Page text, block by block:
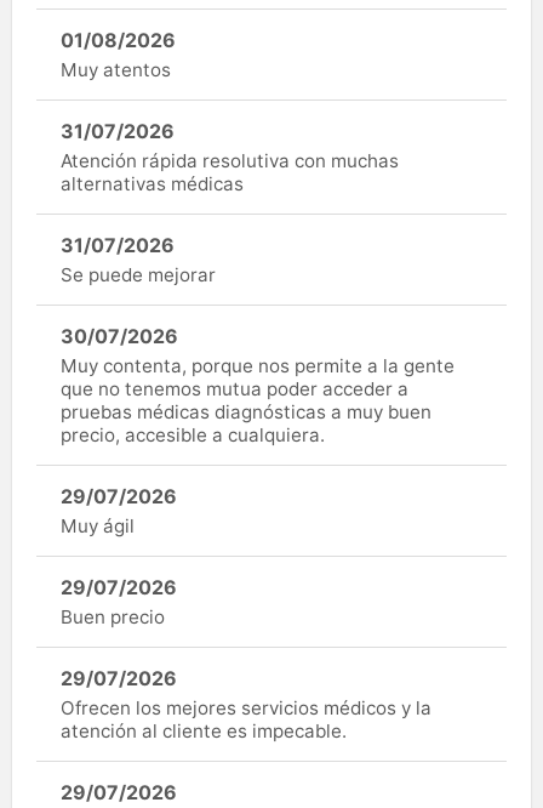
01/08/2026
Muy atentos
31/07/2026
Atención rápida resolutiva con muchas
alternativas médicas
31/07/2026
Se puede mejorar
30/07/2026
Muy contenta, porque nos permite a la gente
que no tenemos mutua poder acceder a
pruebas médicas diagnósticas a muy buen
precio, accesible a cualquiera.
29/07/2026
Muy ágil
29/07/2026
Buen precio
29/07/2026
Ofrecen los mejores servicios médicos y la
atención al cliente es impecable.
29/07/2026